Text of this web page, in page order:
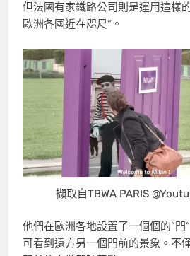
但法國有家鐵路公司則是運用這樣
歐洲各國近在咫尺”。
擷取自TBWA PARIS
他們在歐洲各地設置了一個個的”門
可看到遠方另一個門前的景象。不